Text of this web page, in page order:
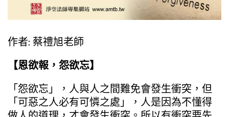
作者: 蔡禮旭老師
【恩欲報，怨欲忘】
「怨欲忘」，人與人之間難免會發生衝突，但
「可惡之人必有可憐之處」，人是因為不懂得